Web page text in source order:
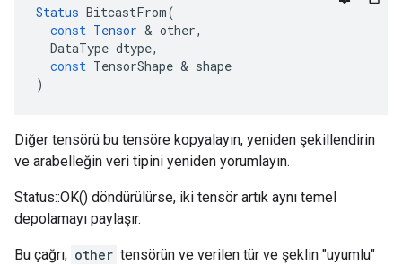
Status BitcastFrom(
const Tensor & other,
DataType dtype,
const TensorShape & shape
)
Diğer tensörü bu tensöre kopyalayın, yeniden şekillendirin
ve arabelleğin veri tipini yeniden yorumlayın.
Status::OK() döndürülürse, iki tensör artık aynı temel
depolamayı paylaşır.
Bu çağrı, other tensörün ve verilen tür ve şeklin "uyumlu"